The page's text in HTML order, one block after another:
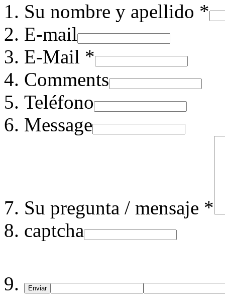
Su nombre y apellido *
E-mail
E-Mail *
Comments
Teléfono
Message
Su pregunta / mensaje *
captcha
Enviar